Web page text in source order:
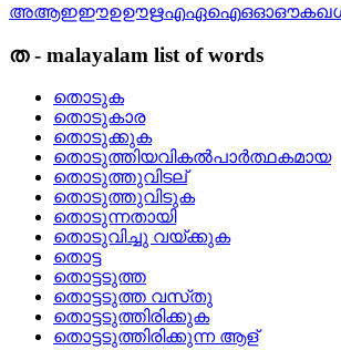
അആഇഈഉഊഋഎഏഐഒഓഔകഖ
ത- malayalam list of words
തൊടുക
തൊടുകാര
തൊടുക്കുക
തൊടുത്തിയവികല്‍പാര്‍ത്ഥകമായ
തൊടുത്തുവിടല്
തൊടുത്തുവിടുക
തൊടുന്നതായി
തൊടുവിച്ചു വയ്‌ക്കുക
തൊട്ട
തൊട്ടടുത്ത
തൊട്ടടുത്ത വസ്‌തു
തൊട്ടടുത്തിരിക്കുക
തൊട്ടടുത്തിരിക്കുന്ന ആള്